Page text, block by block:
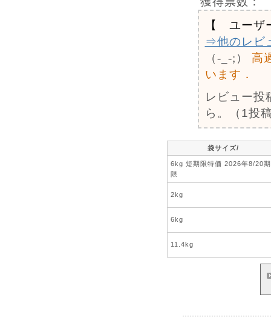
【 ユーザ
⇒他のレビ
（-_-;）
高
います．
レビュー投
ら。（1投
袋サイズ/
6kg 短期限特価 2026年8/20期
限
2kg
6kg
11.4kg